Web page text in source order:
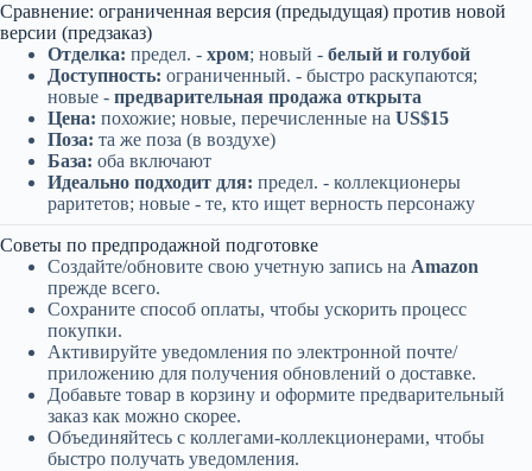
Сравнение: ограниченная версия (предыдущая) против новой
версии (предзаказ)
Отделка: предел. - хром; новый - белый и голубой
Доступность: ограниченный. - быстро раскупаются;
новые - предварительная продажа открыта
Цена: похожие; новые, перечисленные на US$15
Поза: та же поза (в воздухе)
База: оба включают
Идеально подходит для: предел. - коллекционеры
раритетов; новые - те, кто ищет верность персонажу
Советы по предпродажной подготовке
Создайте/обновите свою учетную запись на Amazon
прежде всего.
Сохраните способ оплаты, чтобы ускорить процесс
покупки.
Активируйте уведомления по электронной почте/
приложению для получения обновлений о доставке.
Добавьте товар в корзину и оформите предварительный
заказ как можно скорее.
Объединяйтесь с коллегами-коллекционерами, чтобы
быстро получать уведомления.